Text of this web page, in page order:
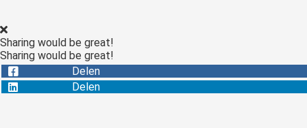
Sharing would be great!
Sharing would be great!
Delen
Delen